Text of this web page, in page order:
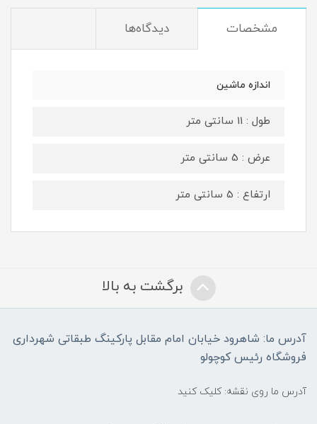
مشخصات دیدگاه‌ها
اندازه ماشین
طول : 11 سانتی متر
عرض : 5 سانتی متر
ارتفاع : 5 سانتی متر
برگشت به بالا
آدرس ما: شاهرود خیابان امام مقابل پارکینگ طبقاتی شهرداری
فروشگاه رئیس کوچولو
آدرس ما روی نقشه: کلیک کنید